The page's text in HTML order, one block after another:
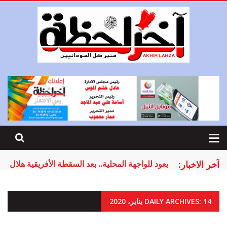
آخر الاخبار: يعود للواجهة المحلية.. بعد السقطة الأفريقية
DAILY ARCHIVES: 14 يناير، 2020